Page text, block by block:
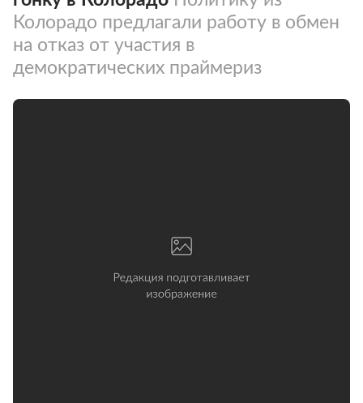
Колорадо предлагали работу в обмен
на отказ от участия в
демократических праймериз